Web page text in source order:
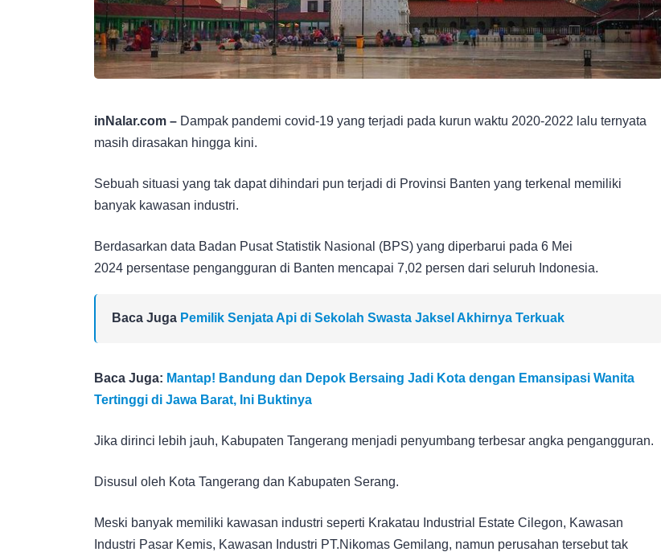
inNalar.com – Dampak pandemi covid-19 yang terjadi pada kurun waktu 2020-2022 lalu ternyata
masih dirasakan hingga kini.
Sebuah situasi yang tak dapat dihindari pun terjadi di Provinsi Banten yang terkenal memiliki
banyak kawasan industri.
Berdasarkan data Badan Pusat Statistik Nasional (BPS) yang diperbarui pada 6 Mei
2024 persentase pengangguran di Banten mencapai 7,02 persen dari seluruh Indonesia.
Baca Juga Pemilik Senjata Api di Sekolah Swasta Jaksel Akhirnya Terkuak
Baca Juga: Mantap! Bandung dan Depok Bersaing Jadi Kota dengan Emansipasi Wanita
Tertinggi di Jawa Barat, Ini Buktinya
Jika dirinci lebih jauh, Kabupaten Tangerang menjadi penyumbang terbesar angka pengangguran.
Disusul oleh Kota Tangerang dan Kabupaten Serang.
Meski banyak memiliki kawasan industri seperti Krakatau Industrial Estate Cilegon, Kawasan
Industri Pasar Kemis, Kawasan Industri PT.Nikomas Gemilang, namun perusahan tersebut tak